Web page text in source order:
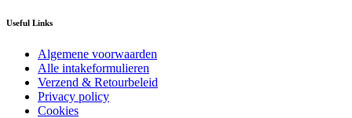
Useful Links
Algemene voorwaarden
Alle intakeformulieren
Verzend & Retourbeleid
Privacy policy
Cookies